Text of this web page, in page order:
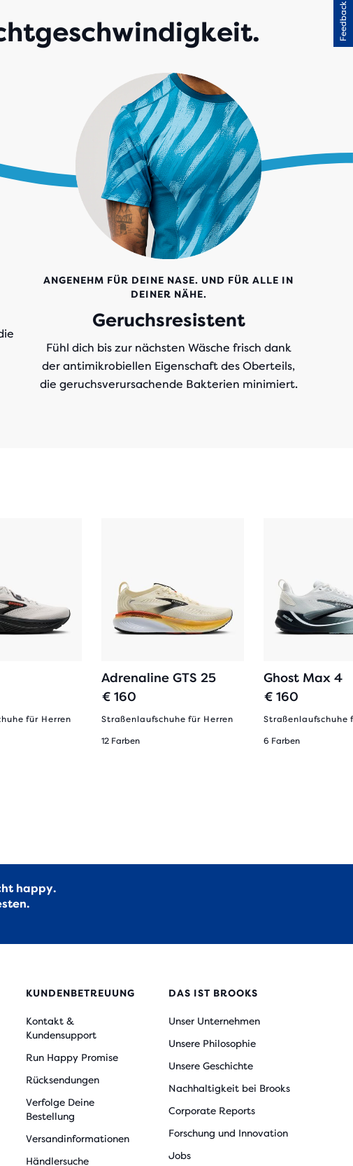
ANGENEHM FÜR DEINE NASE. UND FÜR ALLE IN
DEINER NÄHE.
Geruchsresistent
Fühl dich bis zur nächsten Wäsche frisch dank
der antimikrobiellen Eigenschaft des Oberteils,
die geruchsverursachende Bakterien minimiert.
für Herren
Adrenaline GTS 25
€ 160
Straßenlaufschuhe für Herren
12 Farben
Ghost Max 4
€ 160
Straßenlaufschuhe
6 Farben
happy.
KUNDENBETREUUNG
Kontakt &
Kundensupport
Run Happy Promise
Rücksendungen
Verfolge Deine
Bestellung
Versandinformationen
Händlersuche
DAS IST BROOKS
Unser Unternehmen
Unsere Philosophie
Unsere Geschichte
Nachhaltigkeit bei Brooks
Corporate Reports
Forschung und Innovation
Jobs
Feedback